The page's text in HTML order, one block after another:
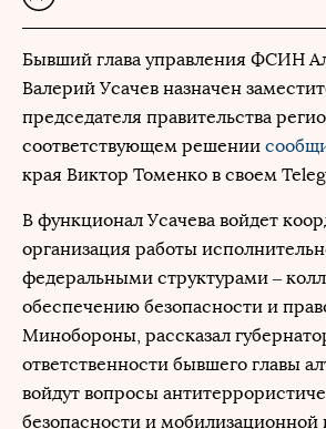
Бывший глава управления ФСИН
Валерий Усачев назначен
председателя правительства
соответствующем решении
края Виктор Томенко в своем
В функционал Усачева войдет
организация работы
федеральными структурами –
обеспечению безопасности и
Минобороны, рассказал
ответственности бывшего главы
войдут вопросы
безопасности и мобилизационной